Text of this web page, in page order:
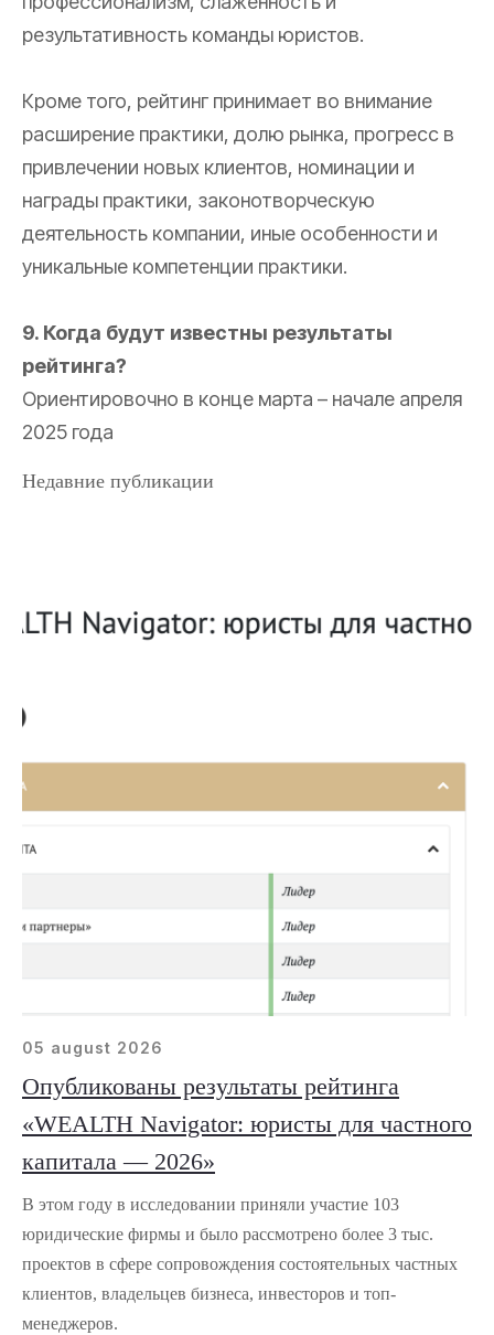
результативность команды юристов.
Кроме того, рейтинг принимает во внимание
расширение практики, долю рынка, прогресс в
привлечении новых клиентов, номинации и
награды практики, законотворческую
деятельность компании, иные особенности и
уникальные компетенции практики.
9. Когда будут известны результаты
рейтинга?
Ориентировочно в конце марта – начале апреля
2025 года
Недавние публикации
05 august 2026
Опубликованы результаты рейтинга
«WEALTH Navigator: юристы для частного
капитала — 2026»
В этом году в исследовании приняли участие 103
юридические фирмы и было рассмотрено более 3 тыс.
проектов в сфере сопровождения состоятельных частных
клиентов, владельцев бизнеса, инвесторов и топ-
менеджеров.